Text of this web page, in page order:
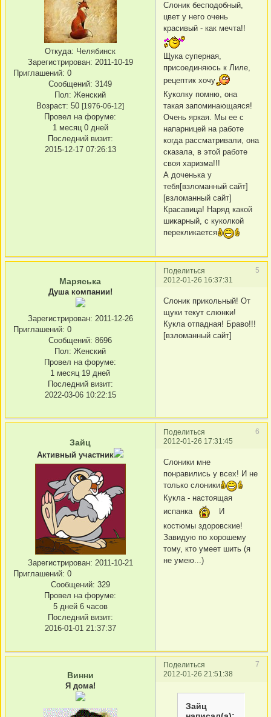
Откуда: Челябинск
Зарегистрирован: 2011-10-19
Приглашений: 0
Сообщений: 3149
Пол: Женский
Возраст: 50 [1976-06-12]
Провел на форуме:
1 месяц 0 дней
Последний визит:
2015-12-17 07:26:13
Слоник бесподобный,
цвет у него очень
красивый - как мечта!!
Щука суперная,
присоединяюсь к Лиле,
рецептик хочу
Куколку помню, она
такая запоминающаяся!
Очень яркая. Мы ее с
напарницей на работе
когда рассматривали, она
сказала, в этой работе
своя харизма!!!
А доченька у
тебя[взломанный сайт]
[взломанный сайт]
Красавица! Наряд какой
шикарный, с куколкой
перекликается
Поделиться
5
2012-01-26 16:37:31
Маряська
Душа компании!
Зарегистрирован: 2011-12-26
Приглашений: 0
Сообщений: 8696
Пол: Женский
Провел на форуме:
1 месяц 19 дней
Последний визит:
2022-03-06 10:22:15
Слоник прикольный! От
щуки текут слюнки!
Кукла отпадная! Браво!!!
[взломанный сайт]
Поделиться
6
2012-01-26 17:31:45
Зайц
Активный участник
Зарегистрирован: 2011-10-21
Приглашений: 0
Сообщений: 329
Провел на форуме:
5 дней 6 часов
Последний визит:
2016-01-01 21:37:37
Слоники мне
понравились у всех! И не
только слоники
Кукла - настоящая
испанка
И
костюмы здоровские!
Завидую по хорошему
тому, кто умеет шить (я
не умею...)
Поделиться
7
2012-01-26 21:51:38
Винни
Я дома!
Зайц